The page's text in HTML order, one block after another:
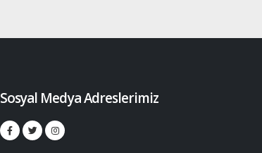
Sosyal Medya Adreslerimiz